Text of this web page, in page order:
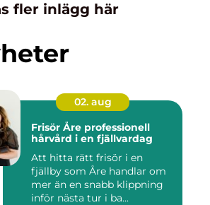
fler inlägg här
02. aug
Frisör Åre professionell
hårvård i en fjällvardag
Att hitta rätt frisör i en
fjällby som Åre handlar om
mer än en snabb klippning
inför nästa tur i ba...